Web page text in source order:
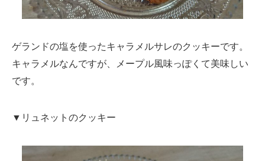
ゲランドの塩を使ったキャラメルサレのクッキーです。
キャラメルなんですが、メープル風味っぽくて美味しい
です。
▼リュネットのクッキー